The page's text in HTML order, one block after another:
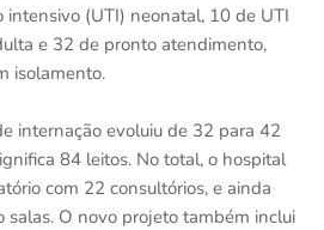
(UTI) neonatal, 10 de UTI
e 32 de pronto atendimento,
isolamento.
internação evoluiu de 32 para 42
84 leitos. No total, o hospital
com 22 consultórios, e ainda
salas. O novo projeto também inclui